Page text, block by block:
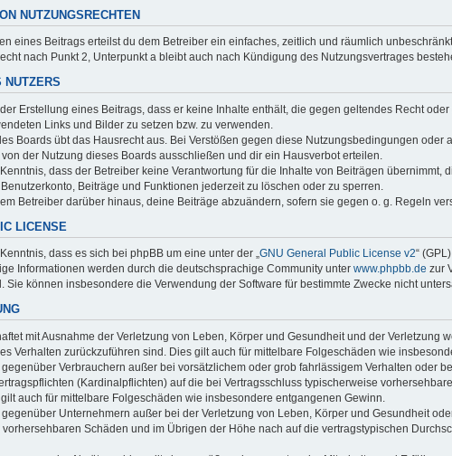
NUTZUNGSRECHTEN
eines Beitrags erteilst du dem Betreiber ein einfaches, zeitlich und räumlich
nach Punkt 2, Unterpunkt a bleibt auch nach Kündigung des Nutzungsvertrages
NUTZERS
Erstellung eines Beitrags, dass er keine Inhalte enthält, die gegen geltendes Recht
Links und Bilder zu setzen bzw. zu verwenden.
Boards übt das Hausrecht aus. Bei Verstößen gegen diese Nutzungsbedingungen
der Nutzung dieses Boards ausschließen und dir ein Hausverbot erteilen.
dass der Betreiber keine Verantwortung für die Inhalte von Beiträgen
Beiträge und Funktionen jederzeit zu löschen oder zu sperren.
Betreiber darüber hinaus, deine Beiträge abzuändern, sofern sie gegen o. g. Regeln
LICENSE
dass es sich bei phpBB um eine unter der „GNU General Public License v2“
Informationen werden durch die deutschsprachige Community unter www.phpbb.de zur
Sie können insbesondere die Verwendung der Software für bestimmte Zwecke nicht
mit Ausnahme der Verletzung von Leben, Körper und Gesundheit und der
Verhalten zurückzuführen sind. Dies gilt auch für mittelbare Folgeschäden wie
Verbrauchern außer bei vorsätzlichem oder grob fahrlässigem Verhalten oder
(Kardinalpflichten) auf die bei Vertragsschluss typischerweise
auch für mittelbare Folgeschäden wie insbesondere entgangenen Gewinn.
Unternehmern außer bei der Verletzung von Leben, Körper und Gesundheit
Schäden und im Übrigen der Höhe nach auf die vertragstypischen